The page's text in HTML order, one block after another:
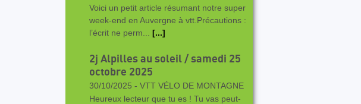
Voici un petit article résumant notre super
week-end en Auvergne à vtt.Précautions :
l’écrit ne perm... [...]
2j Alpilles au soleil / samedi 25
octobre 2025
30/10/2025 - VTT VÉLO DE MONTAGNE
Heureux lecteur que tu es ! Tu vas peut-